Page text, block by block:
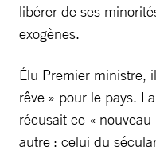
libérer de ses
exogènes.
Élu Premier ministre,
rêve » pour le pays.
récusait ce «
autre : celui du